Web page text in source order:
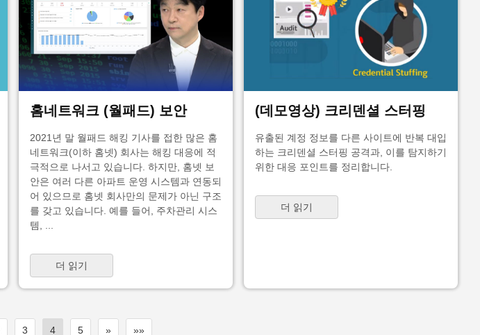
홈네트워크 (월패드) 보안
2021년 말 월패드 해킹 기사를 접한 많은 홈
네트워크(이하 홈넷) 회사는 해킹 대응에 적
극적으로 나서고 있습니다. 하지만, 홈넷 보
안은 여러 다른 아파트 운영 시스템과 연동되
어 있으므로 홈넷 회사만의 문제가 아닌 구조
를 갖고 있습니다. 예를 들어, 주차관리 시스
템, ...
더 읽기
(데모영상) 크리덴셜 스터핑
유출된 계정 정보를 다른 사이트에 반복 대입
하는 크리덴셜 스터핑 공격과, 이를 탐지하기
위한 대응 포인트를 정리합니다.
더 읽기
3 4 5 » »»